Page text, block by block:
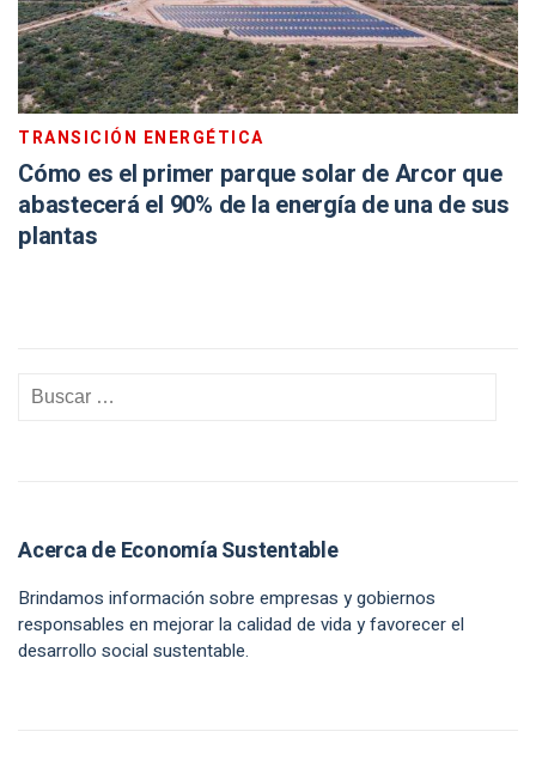
TRANSICIÓN ENERGÉTICA
Cómo es el primer parque solar de Arcor que
abastecerá el 90% de la energía de una de sus
plantas
Acerca de Economía Sustentable
Brindamos información sobre empresas y gobiernos
responsables en mejorar la calidad de vida y favorecer el
desarrollo social sustentable.